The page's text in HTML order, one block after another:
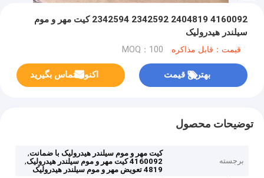
4160092 2404819 2342592 2342594 کیت مهر و موم
سیلندر هیدرولیک
قیمت：قابل مذاکره MOQ：100
بهترین قیمت اکنون تماس بگیرید
توضیحات محصول
برجسته
کیت مهر و موم سیلندر هیدرولیک با ضمانت,
4160092 کیت مهر و موم سیلندر هیدرولیک
,
4819 تعویض مهر و موم سیلندر هیدرولیک